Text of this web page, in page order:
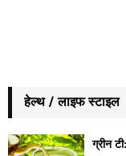
हेल्थ / लाइफ स्टाइल
ग्रीन